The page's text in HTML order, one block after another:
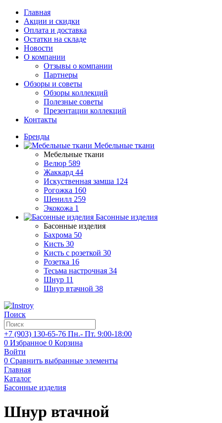
Главная
Акции и скидки
Оплата и доставка
Остатки на складе
Новости
О компании
Отзывы о компании
Партнеры
Обзоры и советы
Обзоры коллекций
Полезные советы
Презентации коллекций
Контакты
Бренды
Мебельные ткани
Мебельные ткани
Велюр 589
Жаккард 44
Искуственная замша 124
Рогожка 160
Шенилл 259
Экокожа 1
Басонные изделия
Басонные изделия
Бахрома 50
Кисть 30
Кисть с розеткой 30
Розетка 16
Тесьма настрочная 34
Шнур 11
Шнур втачной 38
Поиск
+7 (903) 130-65-76 Пн.- Пт. 9:00-18:00
0 Избранное 0 Корзина
Войти
0 Сравнить выбранные элементы
Главная
Каталог
Басонные изделия
Шнур втачной